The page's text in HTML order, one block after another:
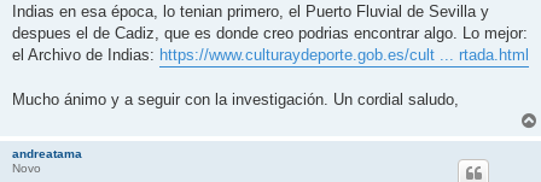
Indias en esa época, lo tenian primero, el Puerto Fluvial de Sevilla y
despues el de Cadiz, que es donde creo podrias encontrar algo. Lo mejor:
el Archivo de Indias: https://www.culturaydeporte.gob.es/cult ... rtada.html
Mucho ánimo y a seguir con la investigación. Un cordial saludo,
andreatama
Novo